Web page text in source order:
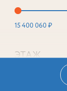
15 400 060 ₽
ЭТАЖ